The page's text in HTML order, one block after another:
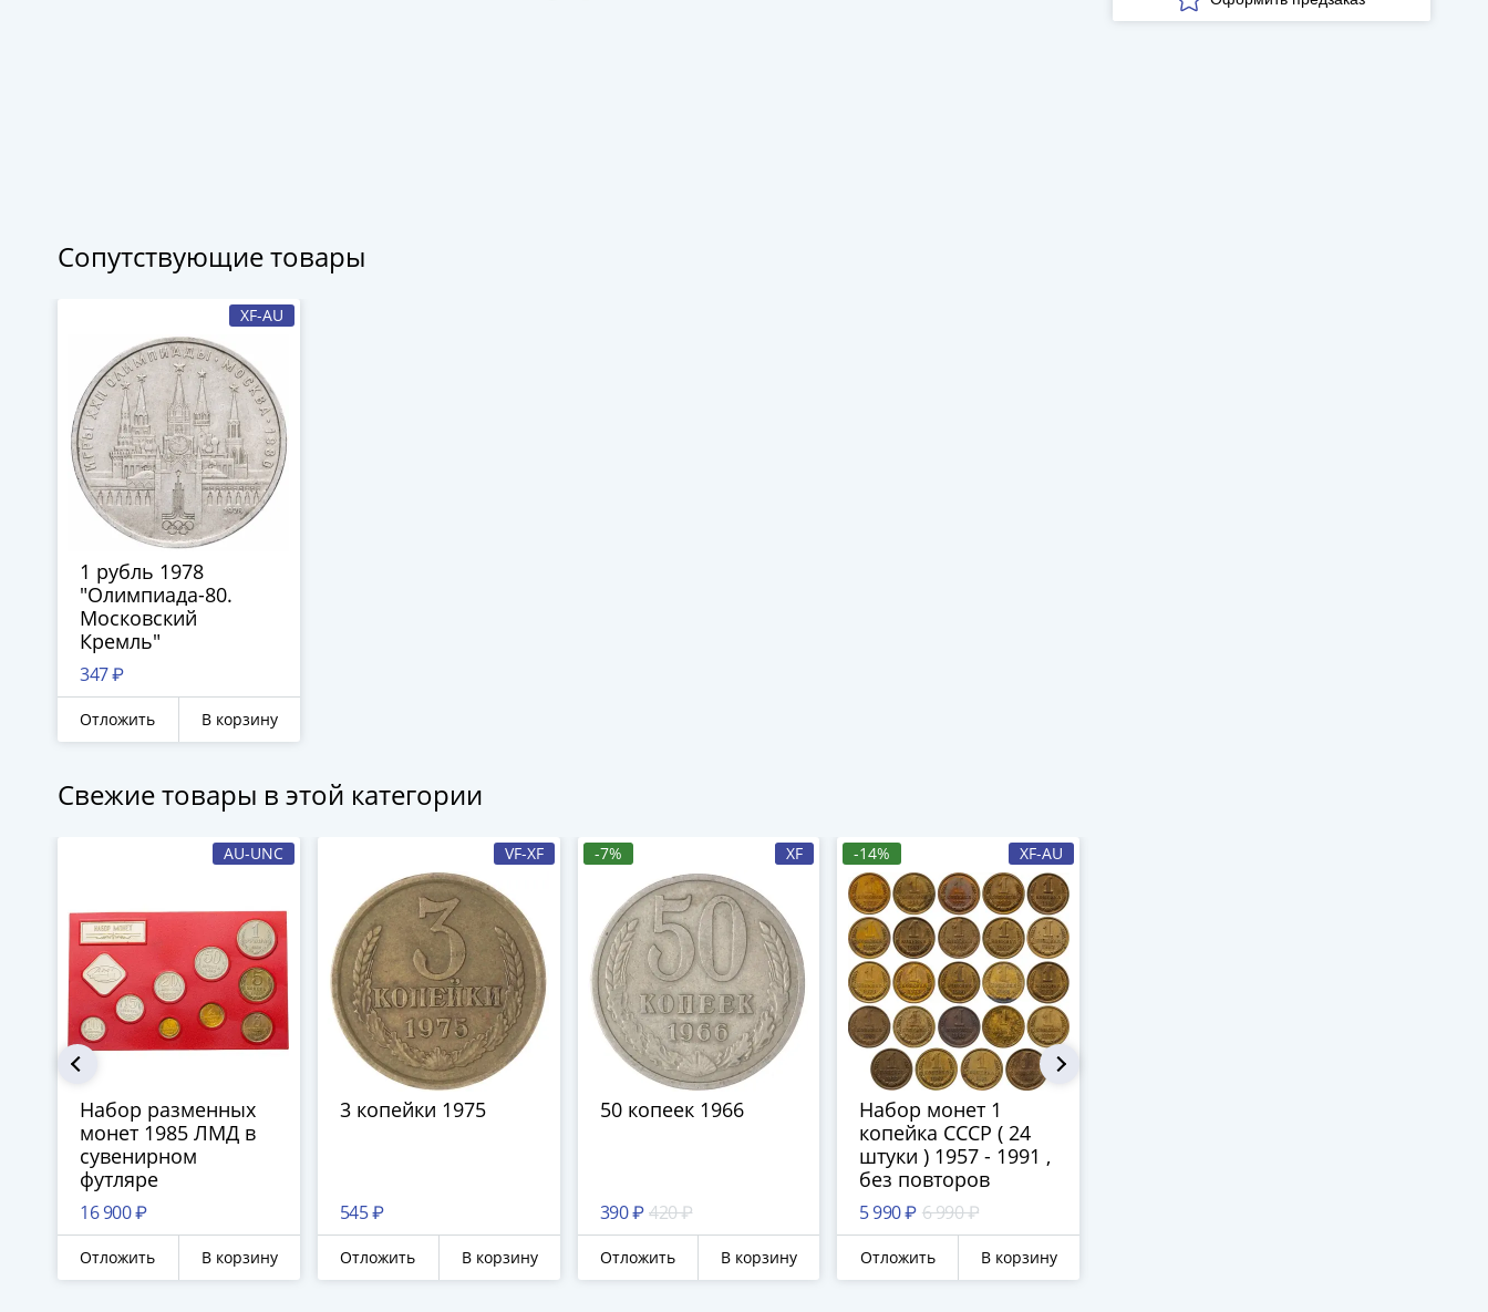
Сопутствующие товары
XF-AU
1 рубль 1978
"Олимпиада-80.
Московский
Кремль"
347 ₽
Отложить В корзину
Свежие товары в этой категории
AU-UNC
Набор разменных
монет 1985 ЛМД в
сувенирном
футляре
16 900 ₽
Отложить В корзину
VF-XF
3 копейки 1975
545 ₽
Отложить В корзину
-7% XF
50 копеек 1966
390 ₽ 420 ₽
Отложить В корзину
-14% XF-AU
Набор монет 1
копейка СССР ( 24
штуки ) 1957 - 1991 ,
без повторов
5 990 ₽ 6 990 ₽
Отложить В корзину